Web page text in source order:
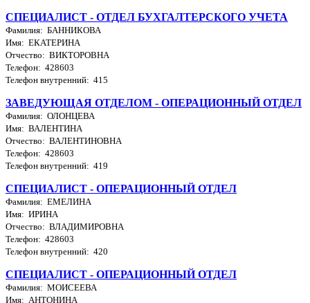
СПЕЦИАЛИСТ - ОТДЕЛ БУХГАЛТЕРСКОГО УЧЕТА
Фамилия: БАННИКОВА
Имя: ЕКАТЕРИНА
Отчество: ВИКТОРОВНА
Телефон: 428603
Телефон внутренний: 415
ЗАВЕДУЮЩАЯ ОТДЕЛОМ - ОПЕРАЦИОННЫЙ ОТДЕЛ
Фамилия: ОЛОНЦЕВА
Имя: ВАЛЕНТИНА
Отчество: ВАЛЕНТИНОВНА
Телефон: 428603
Телефон внутренний: 419
СПЕЦИАЛИСТ - ОПЕРАЦИОННЫЙ ОТДЕЛ
Фамилия: ЕМЕЛИНА
Имя: ИРИНА
Отчество: ВЛАДИМИРОВНА
Телефон: 428603
Телефон внутренний: 420
СПЕЦИАЛИСТ - ОПЕРАЦИОННЫЙ ОТДЕЛ
Фамилия: МОИСЕЕВА
Имя: АНТОНИНА